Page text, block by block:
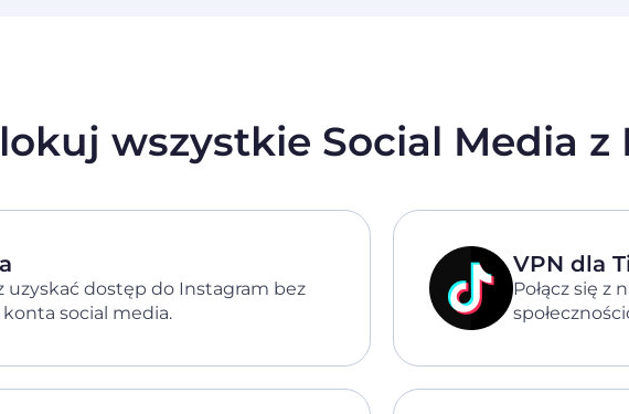
wszystkie Social Media z
uzyskać dostęp do Instagram bez
social media.
VPN dla
Połącz się z